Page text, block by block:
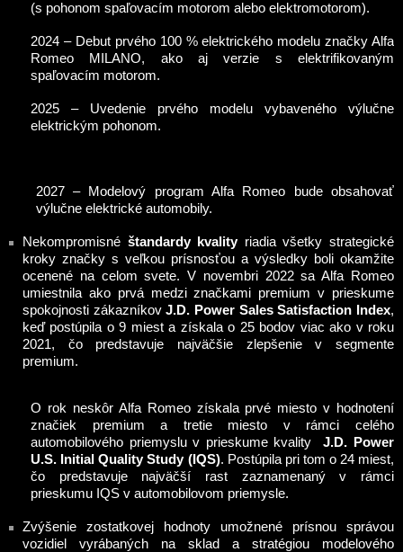
(s pohonom spaľovacím motorom alebo elektromotorom).
2024 – Debut prvého 100 % elektrického modelu značky Alfa
Romeo MILANO, ako aj verzie s elektrifikovaným
spaľovacím motorom.
2025 – Uvedenie prvého modelu vybaveného výlučne
elektrickým pohonom.
2027 – Modelový program Alfa Romeo bude obsahovať
výlučne elektrické automobily.
Nekompromisné štandardy kvalityriadia všetky strategické
kroky značky s veľkou prísnosťou a výsledky boli okamžite
ocenené na celom svete. V novembri 2022 sa Alfa Romeo
umiestnila ako prvá medzi značkami premium v prieskume
spokojnosti zákazníkovJ.D. Power Sales Satisfaction Index,
keď postúpila o 9 miest a získala o 25 bodov viac ako v roku
2021, čo predstavuje najväčšie zlepšenie v segmente
premium.
O rok neskôr Alfa Romeo získala prvé miesto v hodnotení
značiek premium a tretie miesto v rámci celého
automobilového priemyslu v prieskume kvalityJ.D. Power
U.S. Initial Quality Study (IQS). Postúpila pri tom o 24 miest,
čo predstavuje najväčší rast zaznamenaný v rámci
prieskumu IQS v automobilovom priemysle.
Zvýšenie zostatkovej hodnoty umožnené prísnou správou
vozidiel vyrábaných na sklad a stratégiou modelového